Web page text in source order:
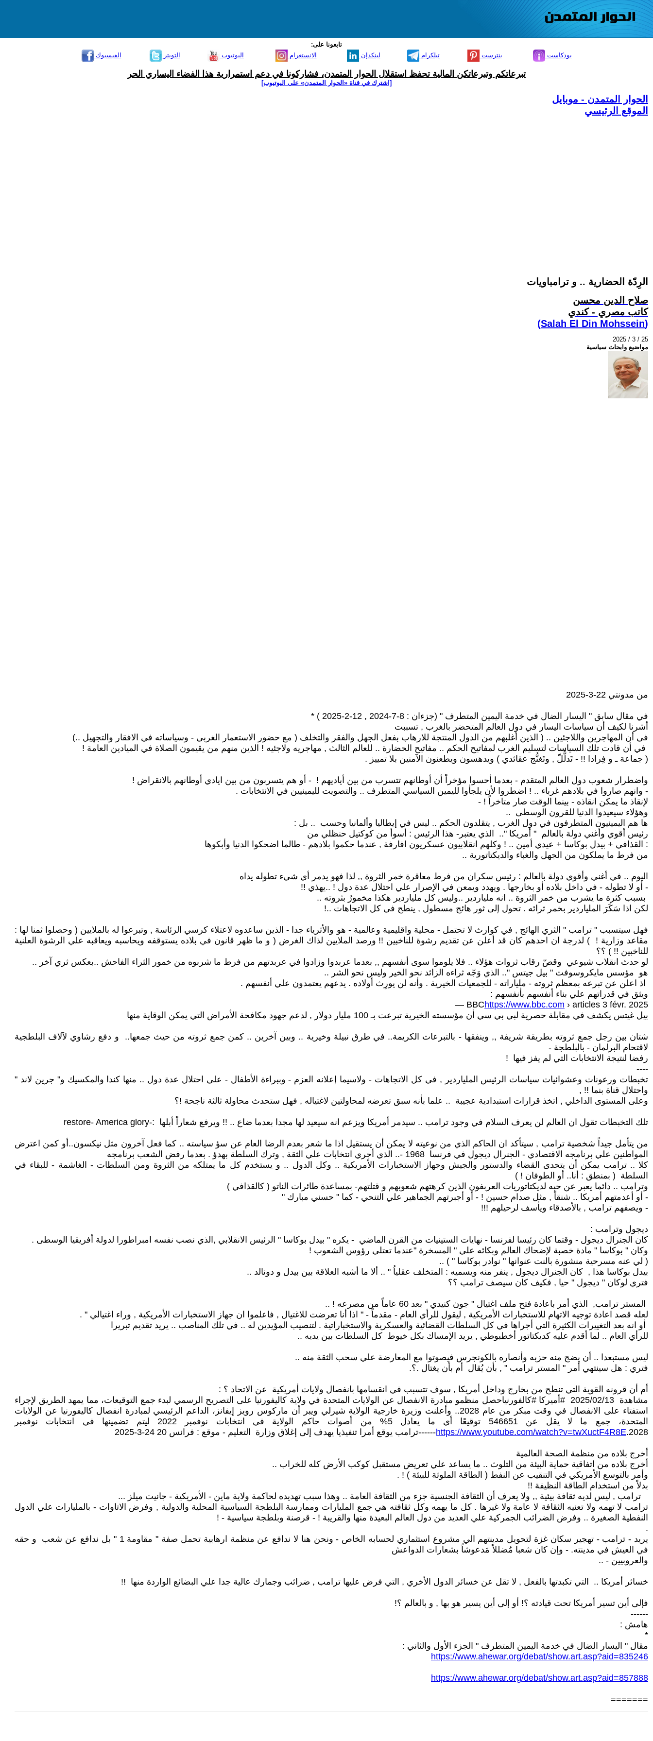
تابعونا على:
الفيسبوك
التويتر اليوتيوب الانستغرام لينكدإن تيلكرام بنترست بودكاست
تبرعاتكم وتبرعاتكن المالية تحفظ استقلال الحوار المتمدن، فشاركونا في دعم استمرارية هذا الفضاء اليساري الحر
[اشترك في قناة ‫«الحوار المتمدن» على اليوتيوب]
الحوار المتمدن - موبايل
الموقع الرئيسي
الرِدّة الحضارية .. و ترامباويات
صلاح الدين محسن
كاتب مصري - كندي
(Salah El Din Mohssein‏)
2025 / 3 / 25
مواضيع وابحاث سياسية
من مدونتي 22-3-2025
في مقال سابق " اليسار الضال في خدمة اليمين المتطرف " (جزءان : 8-7-2024 , 12-2-2025 ) *
أشرنا لكيف أن سياسات اليسار في دول العالم المتحضر بالغرب , تسببت
في أن المهاجرين واللاجئين .. ( الذين أغلبهم من الدول المنتجة للارهاب بفعل الجهل والفقر والتخلف ( مع حضور الاستعمار الغربي - وسياساته في الافقار والتجهيل ..)
في أن قادت تلك السياسات لتسليم الغرب لمفاتيح الحكم .. مفاتيح الحضارة .. للعالم الثالث , مهاجريه ولاجئيه ! الذين منهم من يقيمون الصلاة في الميادين العامة !
( جماعة ـ و فِرادا !! - تَدلُّلّ , وتَغنُّج عقائدي ) ويدهسون ويطعنون الآمنين بلا تمييز .
واضطرار شعوب دول العالم المتقدم - بعدما أحسوا مؤخراً أن أوطانهم تتسرب من بين أياديهم ! - أو هم يتسربون من بين ايادي أوطانهم بالانقراض !
- وانهم صاروا في بلادهم غرباء .. ! اضطروا لأن يلجأوا لليمين السياسي المتطرف .. والتصويت لليمينيين في الانتخابات .
لإنقاذ ما يمكن انقاذه - بينما الوقت صار متاخراً ! -
وهؤلاء سيعيدوا الدنيا للقرون الوسطى ..
ها هم اليمينيون المتطرفون في دول الغرب , يتقلدون الحكم .. ليس في إيطاليا وألمانيا وحسب .. بل :
رئيس أقوي وأغني دولة بالعالم " أمريكا ".. الذي يعتبر- هذا الرئيس : أسوأ من كوكتيل حنظلي من
: القذافي + بيدل بوكاسا + عيدي أمين .. ! وكلهم انقلابيون عسكريون افارفة , عندما حكموا بلادهم - طالما اضحكوا الدنيا وأبكوها
من فرط ما يملكون من الجهل والغباء والديكتاتورية ..
اليوم .. في أغني وأقوي دولة بالعالم : رئيس سكران من فرط معاقرة خمر الثروة ,, لذا فهو يدمر أي شيء تطوله يداه
- أو لا تطوله - في داخل بلاده أو بخارجها . ويهدد ويمعن في الإصرار علي احتلال عدة دول ! ..يهذي !!
بسبب كثرة ما يشرب من خمر الثروة .. انه ملياردير ..وليس كل ملياردير هكذا مخمورٌ بثروته ..
لكن اذا سَكَرَ الملياردير بخمر ثرائه . تحول إلى ثور هائج مسطول , ينطح في كل الاتجاهات ..!
فهل سيتسبب " ترامب " الثري الهائج , في كوارث لا تحتمل - محلية واقليمية وعالمية - هو والأثرياء جدا - الذين ساعدوه لاعتلاء كرسي الرئاسة , وتبرعوا له بالملايين ( وحصلوا ثمنا لها :
مقاعد وزارية ! ) لدرجة ان احدهم كان قد أعلن عن تقديم رشوة للناخبين !! ورصد الملايين لذاك الغرض ( و ما ظهر قانون في بلاده يستوقفه ويحاسبه ويعاقبه علي الرشوة العلنية
للناخبين !! ) ؟؟
لو حدث انقلاب شيوعي وقصّ رقاب ثروات هؤلاء .. فلا يلوموا سوى أنفسهم ,, بعدما عربدوا وزادوا في عربدتهم من فرط ما شربوه من خمور الثراء الفاحش ..بعكس ثري آخر ..
هو مؤسس مايكروسوفت " بيل جيتس ".. الذي وَجّه ثراءه الزائد نحو الخير وليس نحو الشر ..
اذ اعلن عن تبرعه بمعظم ثروته - ملياراته - للجمعيات الخيرية . وأنه لن يورِث أولاده . يدعهم يعتمدون علي أنفسهم .
ويثق في قدراتهم علي بناء أنفسهم بأنفسهم :
BBChttps://www.bbc.com › articles 3 févr. 2025 —
بيل غيتس يكشف في مقابلة حصرية لبي بي سي أن مؤسسته الخيرية تبرعت بـ 100 مليار دولار , لدعم جهود مكافحة الأمراض التي يمكن الوقاية منها
شتان بين رجل جمع ثروته بطريقة شريفة ,, وينفقها - بالتبرعات الكريمة.. في طرق نبيلة وخيرية .. وبين آخرين .. كمن جمع ثروته من حيث جمعها.. و دفع رشاوي لآلاف البلطجية
لاقتحام البرلمان - بالبلطجة -
رفضا لنتيجة الانتخابات التي لم يفز فيها !
----
تخبطات ورعونات وعشوائيات سياسات الرئيس الملياردير , في كل الاتجاهات - ولاسيما إعلانه العزم - وببراءة الأطفال - علي احتلال عدة دول .. منها كندا والمكسيك و" جرين لاند "
واحتلال قناة بنما !! ,
وعلى المستوى الداخلي , اتخذ قرارات استبدادية عجيبة .. علما بأنه سبق تعرضه لمحاولتين لاغتياله , فهل ستحدث محاولة ثالثة ناجحة !؟
تلك التخبطات تقول ان العالم لن يعرف السلام في وجود ترامب .. سيدمر أمريكا ويزعم انه سيعيد لها مجدا بعدما ضاع .. !! ويرفع شعاراً أبلها :-restore- America glory
من يتأمل جيداً شخصية ترامب , سيتأكد ان الحاكم الذي من نوعيته لا يمكن أن يستقيل اذا ما شعر بعدم الرضا العام عن سؤ سياسته .. كما فعل آخرون مثل نيكسون..أو كمن اعترض
المواطنين علي برنامجه الاقتصادي - الجنرال ديجول في فرنسا 1968 -.. الذي أجري انتخابات علي الثقة , وترك السلطة بهدؤ . بعدما رفض الشعب برنامجه
كلا .. ترامب يمكن أن يتحدى القضاء والدستور والجيش وجهاز الاستخبارات الأمريكية .. وكل الدول .. و يستخدم كل ما يمتلكه من الثروة ومن السلطات - الغاشمة - للبقاء في
السلطة ( بمنطق : أنا.. أو الطوفان ! )
وترامب .. دائما يعبر عن حبه لديكتاتوريات العربفون الذين كرهتهم شعوبهم و قتلتهم- بمساعدة طائرات الناتو ( كالقذافي )
- أو أعدمتهم أمريكا .. شنقاً , مثل صدام حسين ! - أو أجبرتهم الجماهير علي التنحي - كما " حسني مبارك "
- ويصفهم ترامب , بالأصدقاء ويأسف لرحيلهم !!!
ديجول وترامب :
كان الجنرال ديجول - وقتما كان رئيسا لفرنسا - نهايات الستينيات من القرن الماضي - يكره " بيدل بوكاسا " الرئيس الانقلابي ,الذي نصب نفسه امبراطورا لدولة أفريقيا الوسطى .
وكان " بوكاسا " مادة خصبة لإضحاك العالم وبكائه علي " المسخرة "عندما تعتلي رؤوس الشعوب !
( لي عنه مسرحية منشورة بالنت عنوانها " نوادر بوكاسا " ) ..
بيدل بوكاسا هذا , كان الجنرال ديجول , ينفر منه ويسميه : المتخلف عقلياُ " .. ألا ما أشبه العلاقة بين بيدل و دونالد ..
فتري لوكان " ديجول " حيا , فكيف كان سيصف ترامب ؟؟
المستر ترامب, الذي أمر باعادة فتح ملف اغتيال " جون كنيدي " بعد 60 عاماً من مصرعه ! ..
لعله قصد اعادة توجيه الاتهام للاستخبارات الأمريكية , ليقول للرأي العام - مقدماً - " اذا أنا تعرضت للاغتيال , فاعلموا ان جهاز الاستخبارات الأمريكية , وراء اغتيالي " .
أو انه بعد التغييرات الكثيرة التي أجراها في كل السلطات القضائية والعسكرية والاستخباراتية . لتنصيب المؤيدين له .. في تلك المناصب .. يريد تقديم تبريرا
للرأي العام .. لما أقدم عليه كديكتاتور أخطبوطي , يريد الإمساك بكل خيوط كل السلطات بين يديه ..
ليس مستبعدا .. أن يضج منه حزبه وأنصاره بالكونجرس فيصوتوا مع المعارضة علي سحب الثقة منه ..
فتري : هل سينتهي أمر " المستر ترامب " , بأن يُقال أم بأن يغتال .؟.
أم أن قرونه القوية التي تنطح من بخارج وداخل أمريكا , سوف تتسبب في انقسامها بانفصال ولايات أمريكية عن الاتحاد ؟ :
مشاهدة 13‏/02‏/2025 #أميركا #كالفورنياحصل منظمو مبادرة الانفصال عن الولايات المتحدة في ولاية كاليفورنيا على التصريح الرسمي لبدء جمع التوقيعات، مما يمهد الطريق لإجراء
استفتاء على الانفصال في وقت مبكر من عام 2028.. وأعلنت وزيرة خارجية الولاية شيرلي ويبر أن ماركوس رويز إيفانز، الداعم الرئيسي لمبادرة انفصال كاليفورنيا عن الولايات
المتحدة، جمع ما لا يقل عن 546651 توقيعًا أي ما يعادل 5% من أصوات حاكم الولاية في انتخابات نوفمبر 2022 ليتم تضمينها في انتخابات نوفمبر
2028.
https://www.youtube.com/watch?v=twXuctF4R8E------ترامب يوقع أمرا تنفيذيا يهدف إلى إغلاق وزارة التعليم - موقع : فرانس 24 20-3-2025
أخرج بلاده من منظمة الصحة العالمية
أخرج بلاده من اتفاقية حماية البيئة من التلوث .. ما يساعد علي تعريض مستقبل كوكب الأرض كله للخراب ..
وأمر بالتوسع الأمريكي في التنقيب عن النفط ( الطاقة الملوثة للبيئة ) ! .
بدلاً من استخدام الطاقة النظيفة !!
ترامب , ليس لديه ثقافة بيئية ,, ولا يعرف أن الثقافة الجنسية جزء من الثقافة العامة .. وهذا سبب تهديده لحاكمة ولاية ماين - الأمريكية - جانيت ميلز ...
ترامب لا تهمه ولا تعنيه الثقافة لا عامة ولا غيرها . كل ما يهمه وكل ثقافته هي جمع المليارات وممارسة البلطجة السياسية المحلية والدولية , وفرض الاتاوات - بالمليارات علي الدول
النفطية الصغيرة .. وفرض الضرائب الجمركية علي العديد من دول العالم البعيدة منها والقريبة ! - قرصنة وبلطجة سياسية - !
.
يريد - ترامب - تهجير سكان غزة لتحويل مدينتهم الي مشروع استثماري لحسابه الخاص - ونحن هنا لا ندافع عن منظمة ارهابية تحمل صفة " مقاومة 1 " بل ندافع عن شعب و حقه
في العيش في مدينته. - وإن كان شعبا مُضللاً مَدعوشاً بشعارات الدواعش
والعروبيين - ..
خسائر أمريكا .. التي تكبدتها بالفعل , لا تقل عن خسائر الدول الأخري , التي فرض عليها ترامب , ضرائب وجمارك عالية جدا علي البضائع الواردة منها !!
فإلى أين تسير أمريكا تحت قيادته ؟! أو إلى أين يسير هو بها , و بالعالم ؟!
------
هامش :
*
مقال " اليسار الضال في خدمة اليمين المتطرف " الجزء الأول والثاني :
https://www.ahewar.org/debat/show.art.asp?aid=835246
https://www.ahewar.org/debat/show.art.asp?aid=857888
=======